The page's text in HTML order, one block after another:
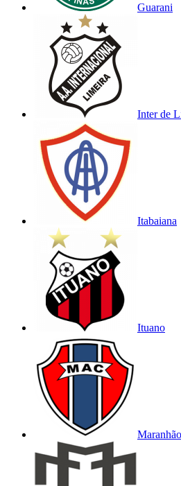
Guarani
Inter de
Itabaiana
Ituano